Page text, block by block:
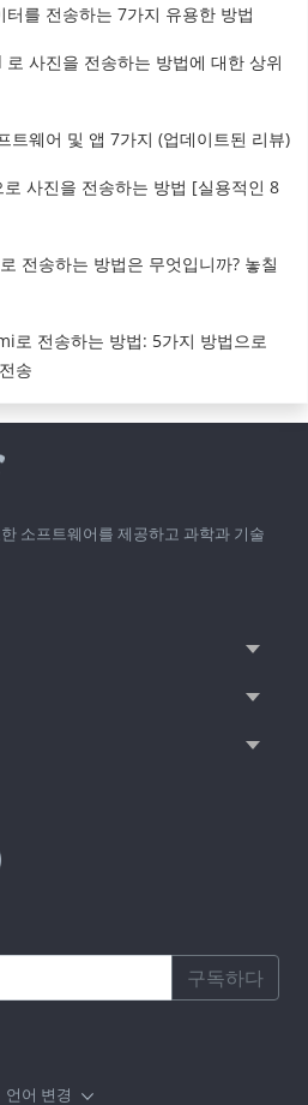
를 전송하는 7가지 유용한 방법
사진을 전송하는 방법에 대한 상위
트웨어 및 앱 7가지 (업데이트된 리뷰)
사진을 전송하는 방법 [실용적인 8
전송하는 방법은 무엇입니까? 놓칠
로 전송하는 방법: 5가지 방법으로
송
소프트웨어를 제공하고 과학과 기술
구독하다
언어 변경